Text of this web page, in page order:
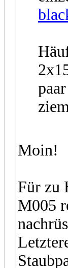
Moin!
Für zu
M005